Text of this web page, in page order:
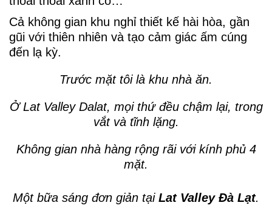
Cả không gian khu nghỉ thiết kế hài hòa, gần
gũi với thiên nhiên và tạo cảm giác ấm cúng
đến lạ kỳ.
Trước mặt tôi là khu nhà ăn.
Ở Lat Valley Dalat, mọi thứ đều chậm lại, trong
vắt và tĩnh lặng.
Không gian nhà hàng rộng rãi với kính phủ 4
mặt.
Một bữa sáng đơn giản tại Lat Valley Đà Lạt.